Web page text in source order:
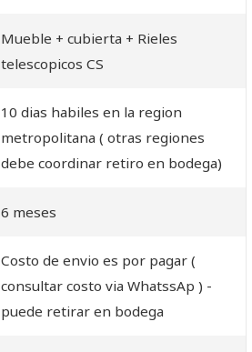
Mueble + cubierta + Rieles
telescopicos CS
10 dias habiles en la region
metropolitana ( otras regiones
debe coordinar retiro en bodega)
6 meses
Costo de envio es por pagar (
consultar costo via WhatssAp ) -
puede retirar en bodega